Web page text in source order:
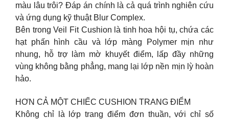
màu lâu trôi? Đáp án chính là cả quá trình nghiên cứu
và ứng dụng kỹ thuật Blur Complex.
Bên trong Veil Fit Cushion là tinh hoa hội tụ, chứa các
hạt phấn hình cầu và lớp màng Polymer mịn như
nhung, hỗ trợ làm mờ khuyết điểm, lấp đầy những
vùng không bằng phẳng, mang lại lớp nền mịn lỳ hoàn
hảo.
HƠN CẢ MỘT CHIẾC CUSHION TRANG ĐIỂM
Không chỉ là lớp trang điểm đơn thuần, với chỉ số